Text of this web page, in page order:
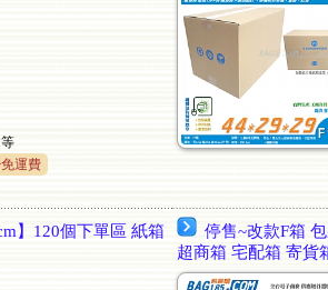
等
運費
】120個下單區 紙箱
停售~改款F箱
超商箱 宅配箱 寄貨